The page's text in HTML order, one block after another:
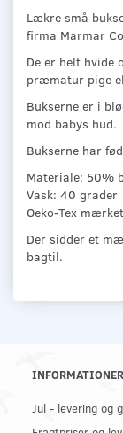
Lækre små
firma Marmar
De er helt hvide
præmatur pige
Bukserne er i
mod babys hud.
Bukserne har
Materiale: 50%
Vask: 40 grader
Oeko-Tex mærket
Der sidder et
bagtil.
INFORMATIONER
Jul - levering og